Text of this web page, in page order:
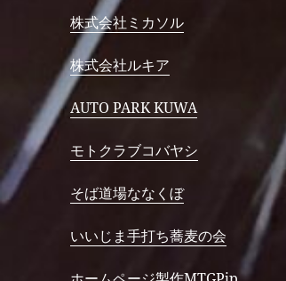
株式会社ミカソル
株式会社ルキア
AUTO PARK KUWA
モトクラブコバヤシ
そば道場ななくぼ
いいじま手打ち蕎麦の会